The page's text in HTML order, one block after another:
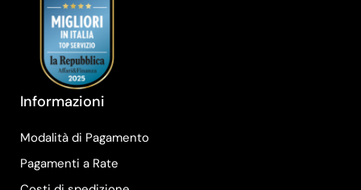
Informazioni
Modalità di Pagamento
Pagamenti a Rate